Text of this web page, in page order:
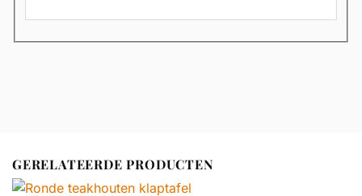
GERELATEERDE PRODUCTEN